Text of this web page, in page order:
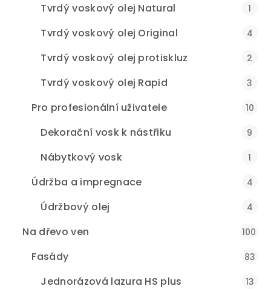
Tvrdý voskový olej Natural 1
Tvrdý voskový olej Original 4
Tvrdý voskový olej protiskluz 2
Tvrdý voskový olej Rapid 3
Pro profesionální uživatele 10
Dekorační vosk k nástřiku 9
Nábytkový vosk 1
Údržba a impregnace 4
Údržbový olej 4
Na dřevo ven 100
Fasády 83
Jednorázová lazura HS plus 13